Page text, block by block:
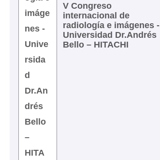
V Congreso
internacional de
radiología e imágenes -
Universidad Dr.Andrés
Bello – HITACHI